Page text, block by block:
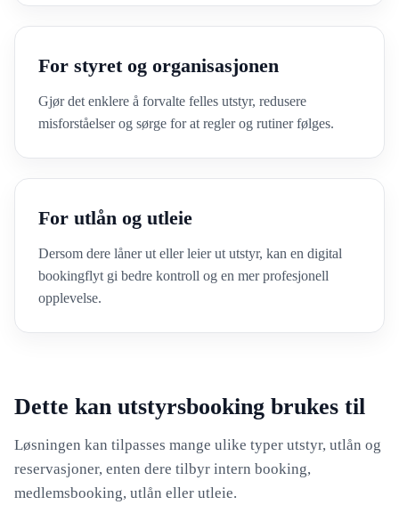
For styret og organisasjonen
Gjør det enklere å forvalte felles utstyr, redusere
misforståelser og sørge for at regler og rutiner følges.
For utlån og utleie
Dersom dere låner ut eller leier ut utstyr, kan en digital
bookingflyt gi bedre kontroll og en mer profesjonell
opplevelse.
Dette kan utstyrsbooking brukes til
Løsningen kan tilpasses mange ulike typer utstyr, utlån og
reservasjoner, enten dere tilbyr intern booking,
medlemsbooking, utlån eller utleie.